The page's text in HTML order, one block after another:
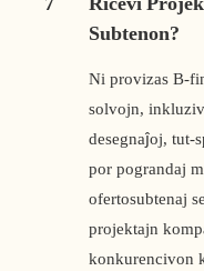
Subtenon?
Ni provizas B-
solvojn,
desegnaĵoj, tut-
por pograndaj
ofertosubtenaj
projektajn
konkurencivon